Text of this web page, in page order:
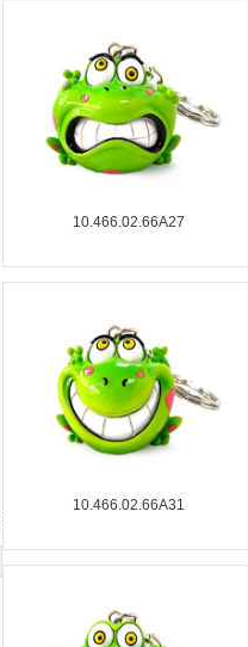
10.466.02.66A27
10.466.02.66A31